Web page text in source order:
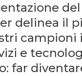
del
delinea il
e
far